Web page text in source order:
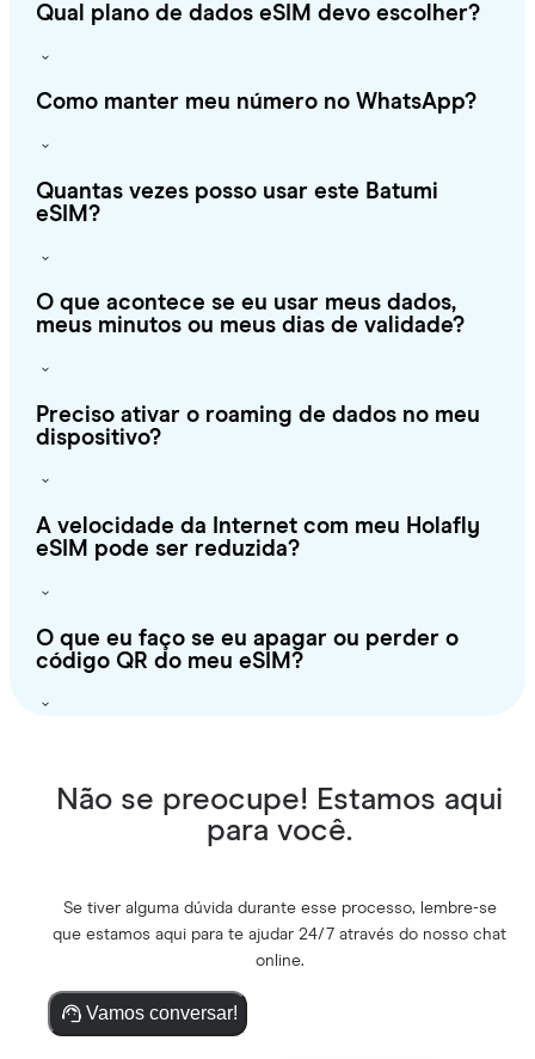
Qual plano de dados eSIM devo escolher?
Como manter meu número no WhatsApp?
Quantas vezes posso usar este Batumi
eSIM?
O que acontece se eu usar meus dados,
meus minutos ou meus dias de validade?
Preciso ativar o roaming de dados no meu
dispositivo?
A velocidade da Internet com meu Holafly
eSIM pode ser reduzida?
O que eu faço se eu apagar ou perder o
código QR do meu eSIM?
Não se preocupe! Estamos aqui
para você.
Se tiver alguma dúvida durante esse processo, lembre-se
que estamos aqui para te ajudar 24/7 através do nosso chat
online.
Vamos conversar!